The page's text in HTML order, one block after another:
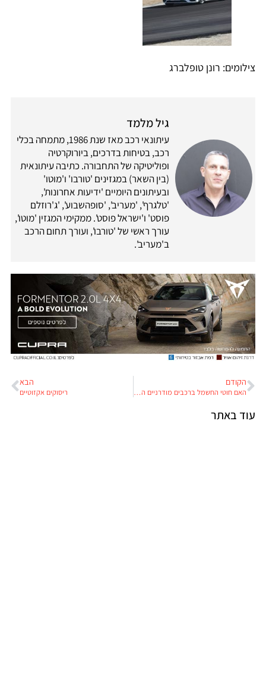
צילומים: רונן טופלברג
גיל מלמד
עיתונאי רכב מאז שנת 1986, מתמחה בכלי
רכב, בטיחות בדרכים, ביורוקרטיה
ופוליטיקה של התחבורה. כתיבה עיתונאית
(בין השאר) במגזינים 'טורבו' ו'מוטו'
ובעיתונים היומיים 'ידיעות אחרונות',
'טלגרף', 'מעריב', 'סופהשבוע', 'ג'רוזלם
פוסט' ו'ישראל פוסט'. ממקימי המגזין 'מוטו',
עורך ראשי של 'טורבו', ועורך תחום הרכב
ב'מעריב'.
הקודם
האם חוטי החשמל ברכבים מודרניים הפכו למעדן עבור חולדות?
הבא
ריסוקים אקזוטיים
עוד באתר